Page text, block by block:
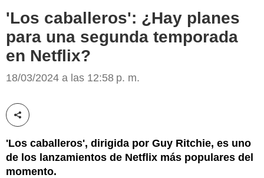
'Los caballeros': ¿Hay planes
para una segunda temporada
en Netflix?
18/03/2024 a las 12:58 p. m.
Compartir esta noticia
'Los caballeros', dirigida por Guy Ritchie, es uno
de los lanzamientos de Netflix más populares del
momento.